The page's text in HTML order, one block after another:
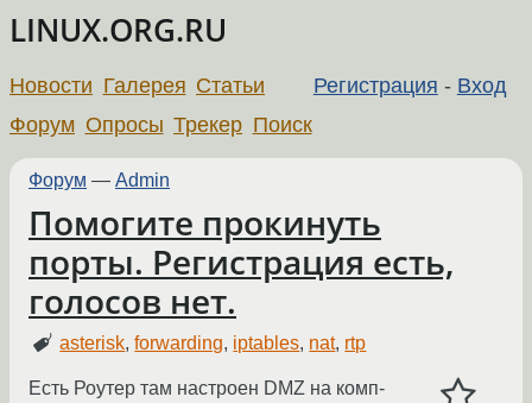
LINUX.ORG.RU
Регистрация - Вход
Новости Галерея Статьи
Форум Опросы Трекер Поиск
Форум — Admin
Помогите прокинуть
порты. Регистрация есть,
голосов нет.
asterisk,forwarding, iptables, nat, rtp
Есть Роутер там настроен DMZ на комп-